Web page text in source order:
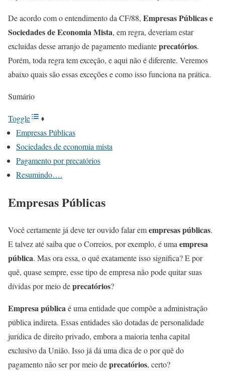
De acordo com o entendimento da CF/88, Empresas Públicas e
Sociedades de Economia Mista, em regra, deveriam estar
excluídas desse arranjo de pagamento medianteprecatórios.
Porém, toda regra tem exceção, e aqui não é diferente. Veremos
abaixo quais são essas exceções e como isso funciona na prática.
Sumário
Toggle
Empresas Públicas
Sociedades de economia mista
Pagamento por precatórios
Resumindo….
Empresas Públicas
Você certamente já deve ter ouvido falar emempresas públicas.
E talvez até saiba que o Correios, por exemplo, é uma empresa
pública. Mas ora essa, o quê exatamente isso significa? E por
quê, quase sempre, esse tipo de empresa não pode quitar suas
dívidas por meio deprecatórios?
Empresa públicaé uma entidade que compõe a administração
pública indireta. Essas entidades são dotadas de personalidade
jurídica de direito privado, embora a maioria tenha capital
exclusivo da União. Isso já dá uma dica de o por quê do
pagamento não ser por meio deprecatórios, certo?